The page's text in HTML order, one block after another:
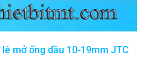
mở ống dầu 10-19mm JTC